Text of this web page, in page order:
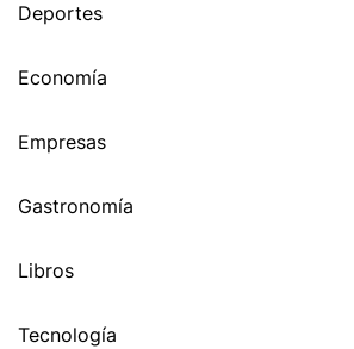
Deportes
Economía
Empresas
Gastronomía
Libros
Tecnología